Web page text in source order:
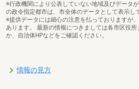
※行政機関により公表していない地域及びデータ
の政令指定都市は、市全体のデータとして表示し
※提供データには細心の注意を払っておりますが
あります。 最新の情報につきましては各市区役所
か、自治体HPなどをご確認ください。
情報の見方